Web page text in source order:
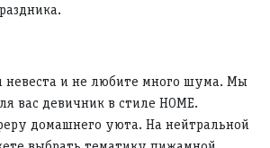
невеста и не любите много шума. Мы
вас девичник в стиле HOME.
домашнего уюта. На нейтральной